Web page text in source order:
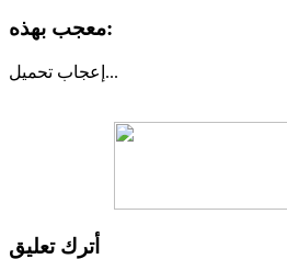
معجب بهذه:
إعجاب تحميل...
أترك تعليق